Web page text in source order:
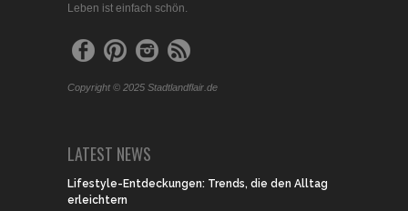
Leben ist einfach schön.
Copyright © 2025 Stadtlandflair.de
LATEST NEWS
Lifestyle-Entdeckungen: Trends, die den Alltag
erleichtern